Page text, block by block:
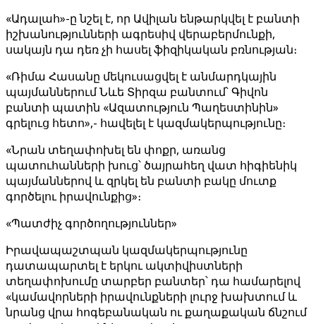
«Ադալահ»-ը նշել է, որ Ավիլան ենթարկվել է բանտի
իշխանությունների ագրեսիվ վերաբերմունքի,
սակայն դա դեռ չի հասել ֆիզիկական բռնության։
«Ռիմա Հասանը մեկուսացվել է անմարդկային
պայմաններում Նևե Տիրզա բանտում՝ Գիվոն
բանտի պատին «Ազատություն Պաղեստինին»
գրելուց հետո»,- հավելել է կազմակերպությունը։
«Նրան տեղափոխել են փոքր, առանց
պատուհանների խուց՝ ծայրահեղ վատ հիգիենիկ
պայմաններով և զրկել են բանտի բակը մուտք
գործելու իրավունքից»։
«Պատժիչ գործողություններ»
Իրավապաշտպան կազմակերպությունը
դատապարտել է երկու ակտիվիստների
տեղափոխումը տարբեր բանտեր՝ դա համարելով
«կամավորների իրավունքների լուրջ խախտում և
նրանց վրա հոգեբանական ու քաղաքական ճնշում